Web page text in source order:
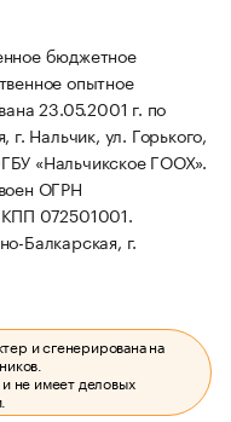
бюджетное
опытное
23.05.2001 г. по
Нальчик, ул. Горького,
«Нальчикское ГООХ».
ОГРН
072501001.
Балкарская, г.
и сгенерирована на
не имеет деловых